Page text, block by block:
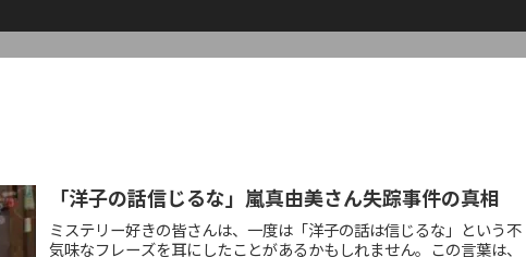
「洋子の話信じるな」嵐真由美さん失踪事件の真相
ミステリー好きの皆さんは、一度は「洋子の話は信じるな」という不
気味なフレーズを耳にしたことがあるかもしれません。この言葉は、